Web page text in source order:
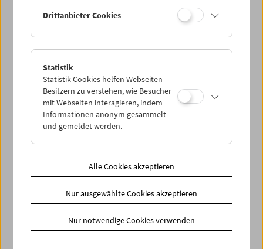
Kino-Atlas 3:
A Mary Pickford Production
Drittanbieter Cookies
Statistik
Statistik-Cookies helfen Webseiten-
Besitzern zu verstehen, wie Besucher
mit Webseiten interagieren, indem
Informationen anonym gesammelt
und gemeldet werden.
Alle Cookies akzeptieren
Nur ausgewählte Cookies akzeptieren
Nur notwendige Cookies verwenden